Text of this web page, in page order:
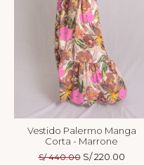
Vestido Palermo Manga
Corta - Marrone
S/440.00 El
S/220.00